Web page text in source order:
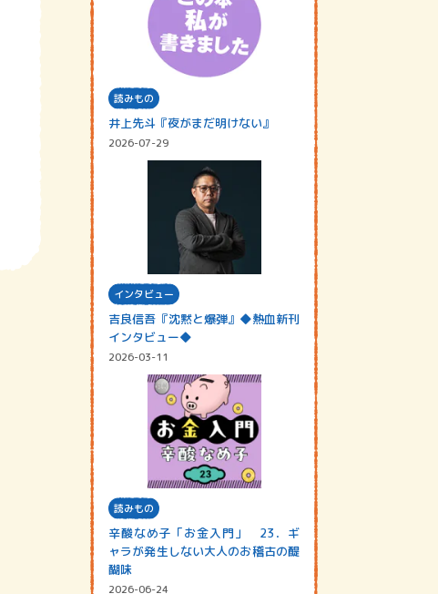
読みもの
井上先斗『夜がまだ明けない』
2026-07-29
インタビュー
吉良信吾『沈黙と爆弾』◆熱血新刊
インタビュー◆
2026-03-11
読みもの
辛酸なめ子「お金入門」 23．ギ
ャラが発生しない大人のお稽古の醍
醐味
2026-06-24